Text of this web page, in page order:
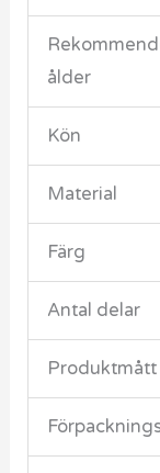
ålder
Kön
Material
Färg
Antal delar
Produktmått